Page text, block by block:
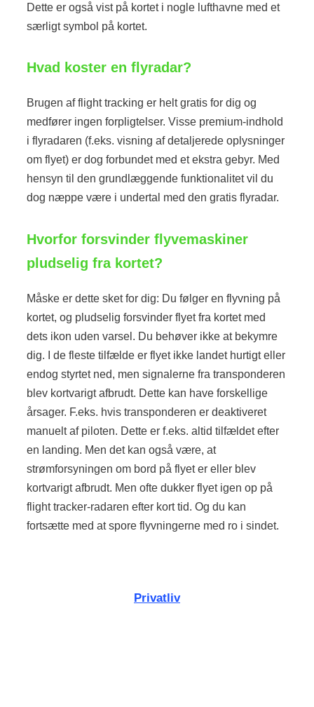
Dette er også vist på kortet i nogle lufthavne med et
særligt symbol på kortet.
Hvad koster en flyradar?
Brugen af flight tracking er helt gratis for dig og
medfører ingen forpligtelser. Visse premium-indhold
i flyradaren (f.eks. visning af detaljerede oplysninger
om flyet) er dog forbundet med et ekstra gebyr. Med
hensyn til den grundlæggende funktionalitet vil du
dog næppe være i undertal med den gratis flyradar.
Hvorfor forsvinder flyvemaskiner
pludselig fra kortet?
Måske er dette sket for dig: Du følger en flyvning på
kortet, og pludselig forsvinder flyet fra kortet med
dets ikon uden varsel. Du behøver ikke at bekymre
dig. I de fleste tilfælde er flyet ikke landet hurtigt eller
endog styrtet ned, men signalerne fra transponderen
blev kortvarigt afbrudt. Dette kan have forskellige
årsager. F.eks. hvis transponderen er deaktiveret
manuelt af piloten. Dette er f.eks. altid tilfældet efter
en landing. Men det kan også være, at
strømforsyningen om bord på flyet er eller blev
kortvarigt afbrudt. Men ofte dukker flyet igen op på
flight tracker-radaren efter kort tid. Og du kan
fortsætte med at spore flyvningerne med ro i sindet.
Privatliv